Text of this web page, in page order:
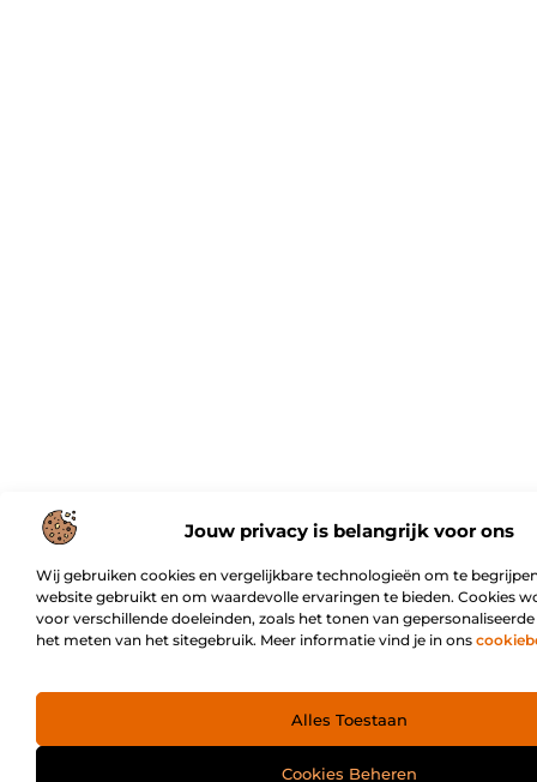
Jouw privacy is belangrijk voor ons
Wij gebruiken cookies en vergelijkbare technologieën om te
website gebruikt en om waardevolle ervaringen te bieden. Cookies
voor verschillende doeleinden, zoals het tonen van
het meten van het sitegebruik. Meer informatie vind je in ons
Alles Toestaan
Cookies Beheren